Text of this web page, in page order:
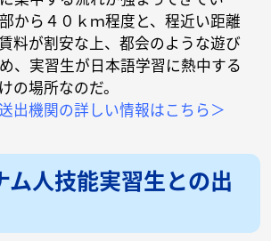
から４０ｋｍ程度と、程近い距離
料が割安な上、都会のような遊び
、実習生が日本語学習に熱中する
の場所なのだ。
出機関の詳しい情報はこちら＞
ム人技能実習生との出